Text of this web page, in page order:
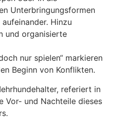
Unterbringungsformen
Hinzu
und organisierte
nur spielen“ markieren
Beginn von Konflikten.
referiert in
Vor- und Nachteile dieses